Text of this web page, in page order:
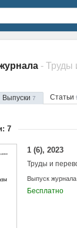
- Труды
Выпуски 7 Статьи
7
1 (6), 2023
Труды и
Выпуск журнала
Бесплатно